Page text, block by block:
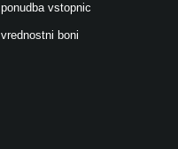
ponudba vstopnic
vrednostni boni